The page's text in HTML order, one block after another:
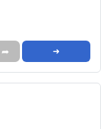
➦ ➜